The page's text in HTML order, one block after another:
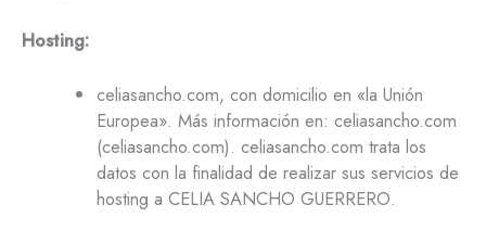
Hosting:
celiasancho.com, con domicilio en «la Unión
Europea». Más información en: celiasancho.com
(celiasancho.com). celiasancho.com trata los
datos con la finalidad de realizar sus servicios de
hosting a CELIA SANCHO GUERRERO.